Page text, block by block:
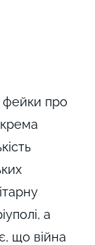
про
а
що війна